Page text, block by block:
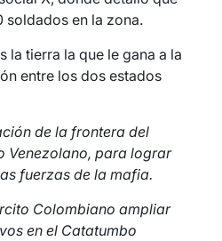
soldados en la zona.
la tierra la que le gana a la
entre los dos estados
de la frontera del
Venezolano, para lograr
fuerzas de la mafia.
Colombiano ampliar
en el Catatumbo